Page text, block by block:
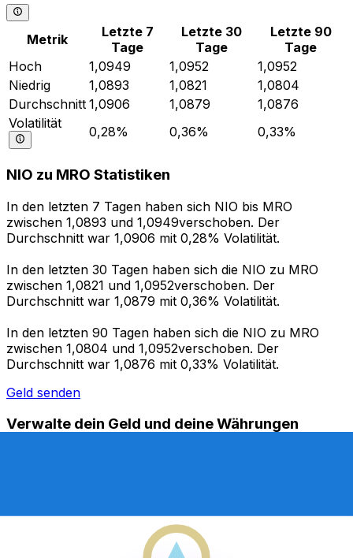
Metrik
Letzte 7
Tage
Letzte 30
Tage
Letzte 90
Tage
Hoch
1,0949 1,0952
1,0952
Niedrig
1,0893 1,0821
1,0804
Durchschnitt 1,0906 1,0879
1,0876
Volatilität
0,28% 0,36% 0,33%
NIO zu MRO Statistiken
In den letzten 7 Tagen haben sich NIO bis MRO
zwischen 1,0893 und 1,0949verschoben. Der
Durchschnitt war 1,0906 mit 0,28% Volatilität.
In den letzten 30 Tagen haben sich die NIO zu MRO
zwischen 1,0821 und 1,0952verschoben. Der
Durchschnitt war 1,0879 mit 0,36% Volatilität.
In den letzten 90 Tagen haben sich die NIO zu MRO
zwischen 1,0804 und 1,0952verschoben. Der
Durchschnitt war 1,0876 mit 0,33% Volatilität.
Geld senden
Verwalte dein Geld und deine Währungen
Geld ins Ausland überweisen, ohne versteckte
Gebühren. Heute herunterladen!